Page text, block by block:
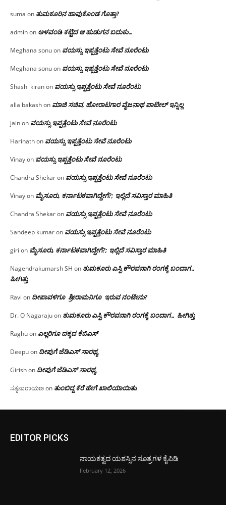
suma on ತುಮಕೂರಿನ ಹಾವುಕೊಂಡ ಗೊತ್ತಾ?
adminon ಅಳವಂಡಿ ಕಟ್ಟಿದ ಆ ಹುಡುಗನ ಬದುಕು…
Meghana sonuon ವಯಸ್ಸು ಇಪ್ಪತ್ತೆಂಟು ಸೇವೆ ನೂರೆಂಟು
Meghana sonuon ವಯಸ್ಸು ಇಪ್ಪತ್ತೆಂಟು ಸೇವೆ ನೂರೆಂಟು
Shashi kiranon ವಯಸ್ಸು ಇಪ್ಪತ್ತೆಂಟು ಸೇವೆ ನೂರೆಂಟು
alla bakashon ಮಾಜಿ ಸಚಿವ, ಹೋರಾಟಗಾರ ವೈಜನಾಥ ಪಾಟೀಲ್ ಇನ್ನಿಲ್ಲ
jainon ವಯಸ್ಸು ಇಪ್ಪತ್ತೆಂಟು ಸೇವೆ ನೂರೆಂಟು
Harinathon ವಯಸ್ಸು ಇಪ್ಪತ್ತೆಂಟು ಸೇವೆ ನೂರೆಂಟು
Vinayon ವಯಸ್ಸು ಇಪ್ಪತ್ತೆಂಟು ಸೇವೆ ನೂರೆಂಟು
Chandra Shekaron ವಯಸ್ಸು ಇಪ್ಪತ್ತೆಂಟು ಸೇವೆ ನೂರೆಂಟು
Vinayon ಮೈಸೂರು, ಕರ್ನಾಟಕವಾಗಿದ್ದೇಗೆ?; ಇಲ್ಲಿದೆ ಸವಿಸ್ತಾರ ಮಾಹಿತಿ
Chandra Shekaron ವಯಸ್ಸು ಇಪ್ಪತ್ತೆಂಟು ಸೇವೆ ನೂರೆಂಟು
Sandeep kumaron ವಯಸ್ಸು ಇಪ್ಪತ್ತೆಂಟು ಸೇವೆ ನೂರೆಂಟು
giri on ಮೈಸೂರು, ಕರ್ನಾಟಕವಾಗಿದ್ದೇಗೆ?; ಇಲ್ಲಿದೆ ಸವಿಸ್ತಾರ ಮಾಹಿತಿ
Nagendrakumarsh SH on ತುಮಕೂರು ಎಸ್ಪಿ ಕೌರವನಾಗಿ ರಂಗಕ್ಕೆ ಬಂದಾಗ…
ಹೀಗಿತ್ತು
Ravi on ದೀಪಾವಳಿಗೂ ಶ್ರೀರಾಮನಿಗೂ ಇರುವ ನಂಟೇನು?
Dr. O Nagarajuon ತುಮಕೂರು ಎಸ್ಪಿ ಕೌರವನಾಗಿ ರಂಗಕ್ಕೆ ಬಂದಾಗ… ಹೀಗಿತ್ತು
Raghuon ಎಲ್ಲರಿಗೂ ದಕ್ಕದ ಕೆಬಿಎಸ್
Deepuon ದೀಪುಗೆ ಜೆಡಿಎಸ್ ಸಾರಥ್ಯ
Girishon ದೀಪುಗೆ ಜೆಡಿಎಸ್ ಸಾರಥ್ಯ
ಸತ್ಯನಾರಾಯಣon ತುಂಬಿದ್ದ ಕೆರೆ ಹೇಗೆ ಖಾಲಿಯಾಯಿತು.
EDITOR PICKS
ನಾಯಕತ್ವದ ಯಶಸ್ಸಿನ ಸೂತ್ರಗಳ ಕೈಪಿಡಿ
February 12, 2026